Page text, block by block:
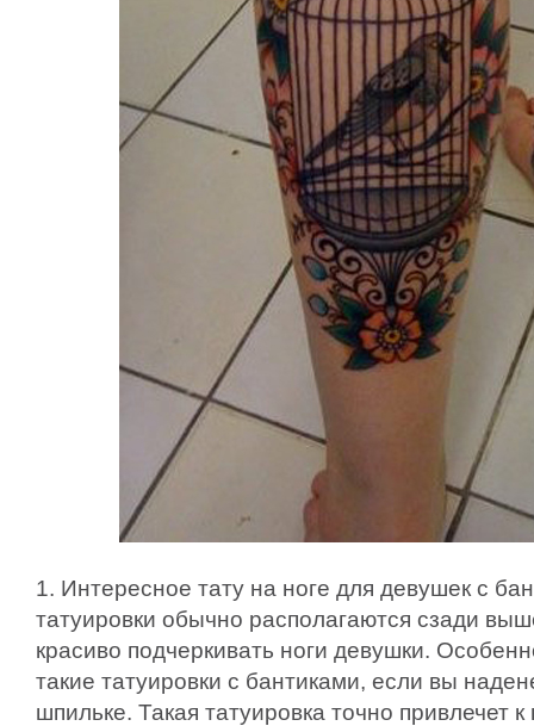
1. Интересное тату на ноге для девушек с
татуировки обычно располагаются сзади
красиво подчеркивать ноги девушки.
такие татуировки с бантиками, если вы
шпильке. Такая татуировка точно привлечет